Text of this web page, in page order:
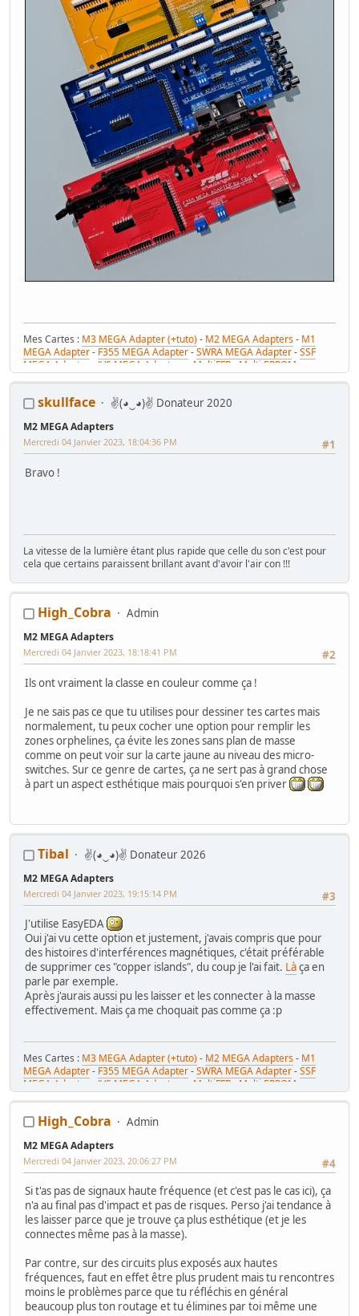
Mes Cartes : M3 MEGA Adapter (+tuto) - M2 MEGA Adapters- M1
MEGA Adapter- F355 MEGA Adapter-SWRA MEGA Adapter-SSF
MEGA Adapter
JVS MEGA Adapters
MultiFFB : Multi EPROM pour
RaceCab Multi sur Initial D-Daytona 2 & Sega Rally 2 sur cab Scud
Mes WIP :Fast & Furious Super Bikes
Crisis 4 DX-Pole Position Upright
skullface ✌(◕‿◕)✌ Donateur 2020
M2 MEGA Adapters
#1
Mercredi 04 Janvier 2023, 18:04:36 PM
Bravo !
La vitesse de la lumière étant plus rapide que celle du son c'est pour
cela que certains paraissent brillant avant d'avoir l'air con !!!
High_Cobra Admin
M2 MEGA Adapters
#2
Mercredi 04 Janvier 2023, 18:18:41 PM
Ils ont vraiment la classe en couleur comme ça !
Je ne sais pas ce que tu utilises pour dessiner tes cartes mais
normalement, tu peux cocher une option pour remplir les
zones orphelines, ça évite les zones sans plan de masse
comme on peut voir sur la carte jaune au niveau des micro-
switches. Sur ce genre de cartes, ça ne sert pas à grand chose
à part un aspect esthétique mais pourquoi s'en priver
Tibal ✌(◕‿◕)✌ Donateur 2026
M2 MEGA Adapters
#3
Mercredi 04 Janvier 2023, 19:15:14 PM
J'utilise EasyEDA
Oui j'ai vu cette option et justement, j'avais compris que pour
des histoires d'interférences magnétiques, c'était préférable
de supprimer ces "copper islands", du coup je l'ai fait. Làça en
parle par exemple.
Après j'aurais aussi pu les laisser et les connecter à la masse
effectivement. Mais ça me choquait pas comme ça :p
Mes Cartes : M3 MEGA Adapter (+tuto) - M2 MEGA Adapters- M1
MEGA Adapter- F355 MEGA Adapter-SWRA MEGA Adapter-SSF
MEGA Adapter
JVS MEGA Adapters
MultiFFB : Multi EPROM pour
Driveboard SEGA-M2toM3-Coin Tower Mini-VR Button Panel
RaceCab Multi sur Initial D-Daytona 2 & Sega Rally 2 sur cab Scud
Mes WIP :Fast & Furious Super Bikes
Crisis 4 DX -Pole Position Upright
High_Cobra Admin
M2 MEGA Adapters
#4
Mercredi 04 Janvier 2023, 20:06:27 PM
Si t'as pas de signaux haute fréquence (et c'est pas le cas ici), ça
n'a au final pas d'impact et pas de risques. Perso j'ai tendance à
les laisser parce que je trouve ça plus esthétique (et je les
connectes même pas à la masse).
Par contre, sur des circuits plus exposés aux hautes
fréquences, faut en effet être plus prudent mais tu rencontres
moins le problèmes parce que tu réfléchis en général
beaucoup plus ton routage et tu élimines par toi même une